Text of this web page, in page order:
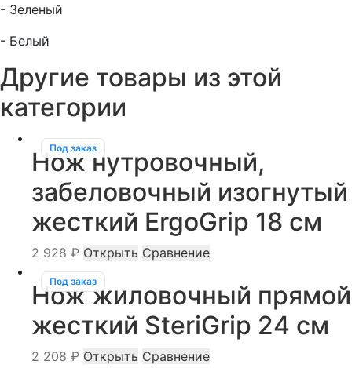
- Зеленый
- Белый
Другие товары из этой
категории
Под заказ
Нож нутровочный,
забеловочный изогнутый
жесткий ErgoGrip 18 см
2 928 ₽ Открыть Сравнение
Под заказ
Нож жиловочный прямой
жесткий SteriGrip 24 см
2 208 ₽ Открыть Сравнение